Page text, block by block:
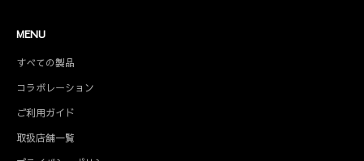
MENU
すべての製品
コラボレーション
ご利用ガイド
取扱店舗一覧